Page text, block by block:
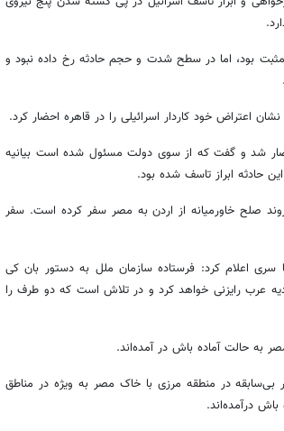
مثبت بود، اما در سطح شدت و حجم حادثه رخ داده نبود و
اعتراض خود کاردار اسرائیلی را در قاهره احضار کرد.
شد و گفت که از سوی دولت مسئول شده است بیانیه
حادثه ابراز تاسف شده بود.
صلح خاورمیانه از اردن به مصر سفر کرده است. سفر
اعلام کرد: فرستاده سازمان ملل به دستور بان کی
عرب رایزنی خواهد کرد و در تلاش است که دو طرف را
به حالت آماده باش در آمده‌اند.
بی‌سابقه در منطقه مرزی با خاک مصر به ویژه در مناطق
درآمده‌اند.